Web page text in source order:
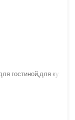
гостиной,для кухни